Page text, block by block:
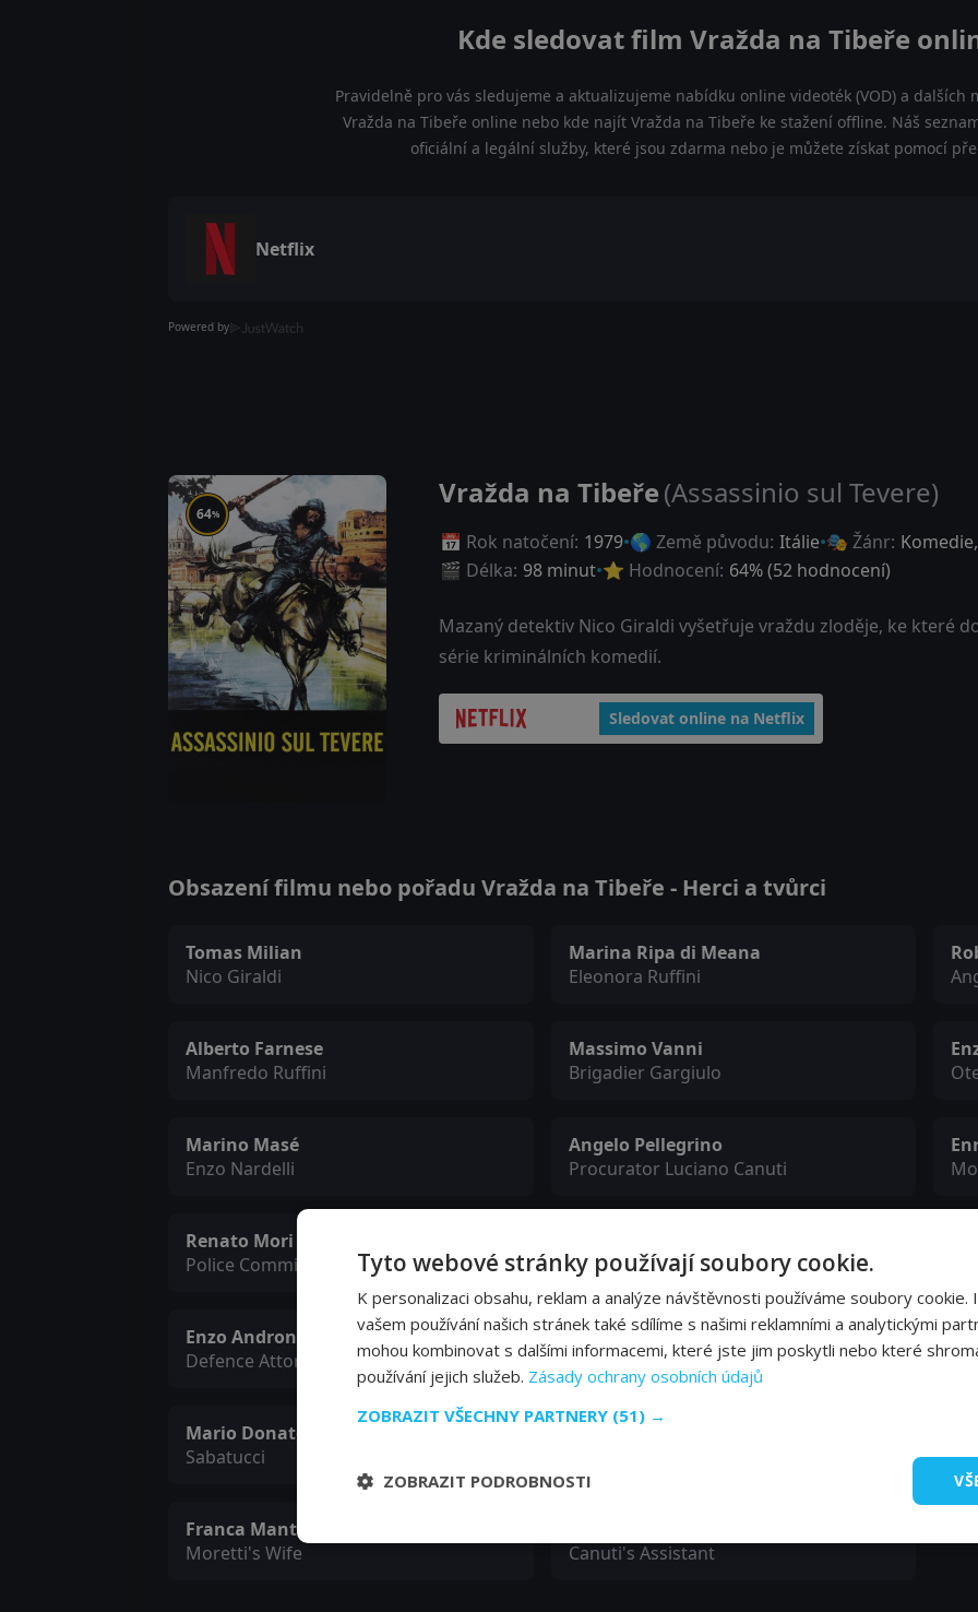
Kde sledovat film Vražda na Tibeře
Pravidelně pro vás sledujeme a aktualizujeme nabídku online videoték (VOD) a dalších
Vražda na Tibeře online nebo kde najít Vražda na Tibeře ke stažení offline. Náš
oficiální a legální služby, které jsou zdarma nebo je můžete získat pomocí
Netflix
Powered by
64%
Vražda na Tibeře(Assassinio sul Tevere)
📅 Rok natočení: 1979 🌎 Země původu: Itálie 🎭 Žánr: Komedie,
🎬 Délka: 98 minut ⭐ Hodnocení: 64% (52 hodnocení)
Mazaný detektiv Nico Giraldi vyšetřuje vraždu zloděje, ke které
série kriminálních komedií.
Sledovat online na Netflix
Obsazení filmu nebo pořadu Vražda na Tibeře - Herci a tvůrci
Tomas Milian
Nico Giraldi
Marina Ripa di Meana
Eleonora Ruffini
Alberto Farnese
Manfredo Ruffini
Massimo Vanni
Brigadier Gargiulo
Marino Masé
Enzo Nardelli
Angelo Pellegrino
Procurator Luciano Canuti
Renato Mori
Police Commissioner Galbiati
Judge Laurenzi
Enzo Andronico
Defence Attorney Garrone
Andrea Aureli
Presiding Judge
Mario Donatone
Sabatucci
Franca Mantelli
Moretti's Wife
Canuti's Assistant
Tyto webové stránky používají soubory cookie.
K personalizaci obsahu, reklam a analýze návštěvnosti používáme soubory cookie.
vašem používání našich stránek také sdílíme s našimi reklamními a analytickými
mohou kombinovat s dalšími informacemi, které jste jim poskytli nebo které
používání jejich služeb. Zásady ochrany osobních údajů
ZOBRAZIT VŠECHNY PARTNERY (51) →
ZOBRAZIT PODROBNOSTI